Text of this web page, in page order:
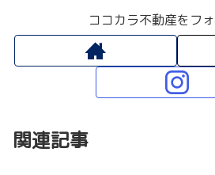
ココカラ不動産をフ
関連記事